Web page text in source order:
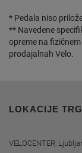
* Pedala niso
** Navedene
opreme na
prodajalnah Velo.
LOKACIJE
VELOCENTER,